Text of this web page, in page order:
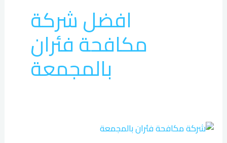
افضل شركة
مكافحة فئران
بالمجمعة
شركة